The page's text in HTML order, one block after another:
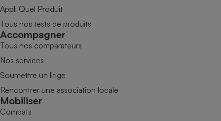
Appli Quel Produit
Tous nos tests de produits
Accompagner
Tous nos comparateurs
Nos services
Soumettre un litige
Rencontrer une association locale
Mobiliser
Combats